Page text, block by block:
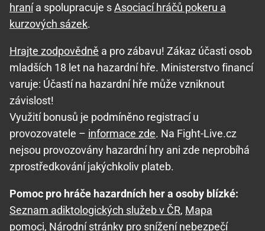
hranía spolupracuje sAsociací hráčů pokeru a
kurzových sázek.
Hrajte zodpovědně a pro zábavu! Zákaz účasti osob
mladších 18 let na hazardní hře. Ministerstvo financí
varuje: Účastí na hazardní hře může vzniknout
závislost!
Využití bonusů je podmíněno registrací u
provozovatele – informace zde. Na Fight-Live.cz
nejsou provozovány hazardní hry ani zde neprobíhá
zprostředkování jakýchkoliv plateb.
Pomoc pro hráče hazardních her a osoby blízké:
Seznam adiktologických služeb v ČR, Mapa
pomoci, Národní stránky pro snížení nebezpečí